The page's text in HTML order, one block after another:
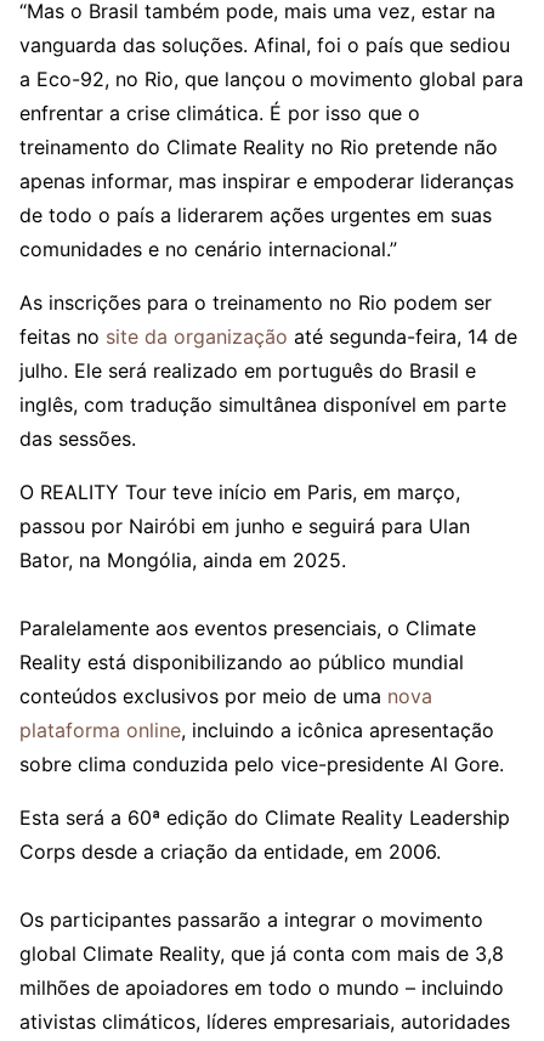
“Mas o Brasil também pode, mais uma vez, estar na
vanguarda das soluções. Afinal, foi o país que sediou
a Eco-92, no Rio, que lançou o movimento global para
enfrentar a crise climática. É por isso que o
treinamento do Climate Reality no Rio pretende não
apenas informar, mas inspirar e empoderar lideranças
de todo o país a liderarem ações urgentes em suas
comunidades e no cenário internacional.”
As inscrições para o treinamento no Rio podem ser
feitas no site da organização até segunda-feira, 14 de
julho. Ele será realizado em português do Brasil e
inglês, com tradução simultânea disponível em parte
das sessões.
O REALITY Tour teve início em Paris, em março,
passou por Nairóbi em junho e seguirá para Ulan
Bator, na Mongólia, ainda em 2025.
Paralelamente aos eventos presenciais, o Climate
Reality está disponibilizando ao público mundial
conteúdos exclusivos por meio de uma nova
plataforma online, incluindo a icônica apresentação
sobre clima conduzida pelo vice-presidente Al Gore.
Esta será a 60ª edição do Climate Reality Leadership
Corps desde a criação da entidade, em 2006.
Os participantes passarão a integrar o movimento
global Climate Reality, que já conta com mais de 3,8
milhões de apoiadores em todo o mundo – incluindo
ativistas climáticos, líderes empresariais, autoridades